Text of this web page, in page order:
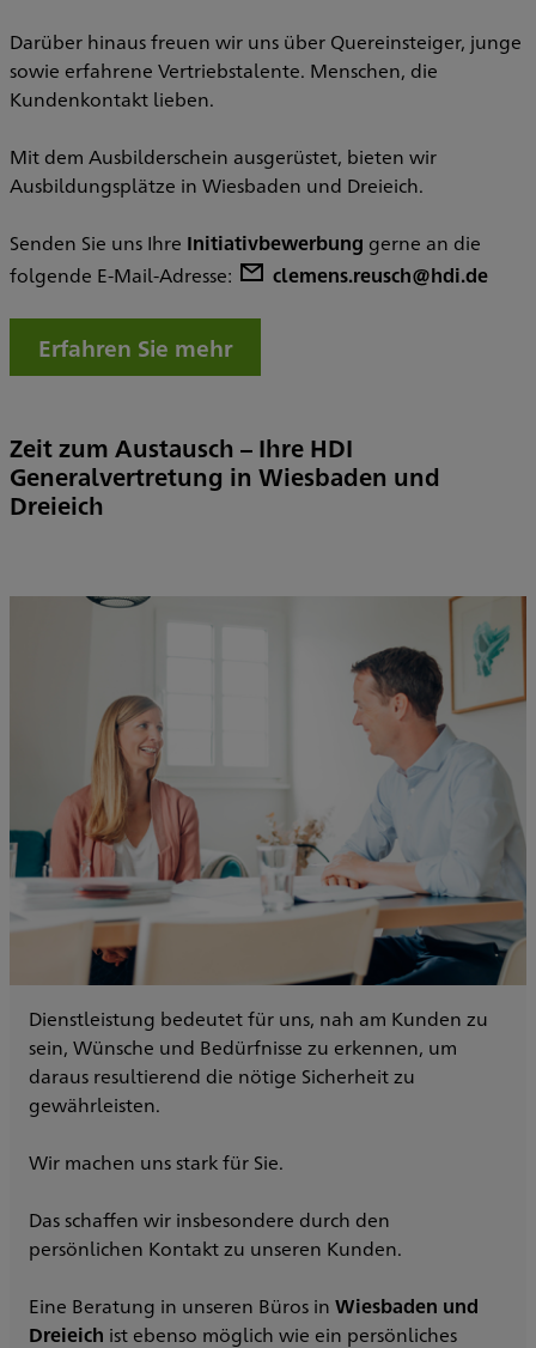
Darüber hinaus freuen wir uns über Quereinsteiger, junge
sowie erfahrene Vertriebstalente. Menschen, die
Kundenkontakt lieben.
Mit dem Ausbilderschein ausgerüstet, bieten wir
Ausbildungsplätze in Wiesbaden und Dreieich.
Senden Sie uns Ihre Initiativbewerbung gerne an die
folgende E-Mail-Adresse:
clemens.reusch@hdi.de
Erfahren Sie mehr
Zeit zum Austausch – Ihre HDI
Generalvertretung in Wiesbaden und
Dreieich
Dienstleistung bedeutet für uns, nah am Kunden zu
sein, Wünsche und Bedürfnisse zu erkennen, um
daraus resultierend die nötige Sicherheit zu
gewährleisten.
Wir machen uns stark für Sie.
Das schaffen wir insbesondere durch den
persönlichen Kontakt zu unseren Kunden.
Eine Beratung in unseren Büros in Wiesbaden und
Dreieich ist ebenso möglich wie ein persönliches